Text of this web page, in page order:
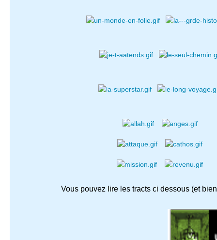
Vous pouvez lire les tracts ci dessous (et